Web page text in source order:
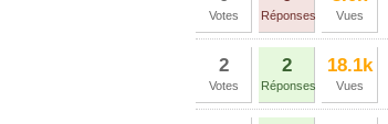
Votes Réponses Vues
2
Votes
2
Réponses
18.1k
Vues